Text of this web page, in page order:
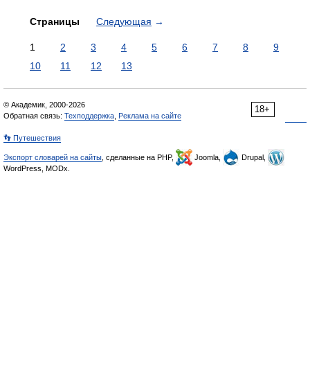
Страницы Следующая →
1 2 3 4 5 6 7 8
9
10
11 12 13
18+
© Академик, 2000-2026
Обратная связь: Техподдержка Реклама на сайте
👣 Путешествия
Экспорт словарей на сайты , сделанные на PHP, Joomla,
Drupal,
WordPress, MODx.